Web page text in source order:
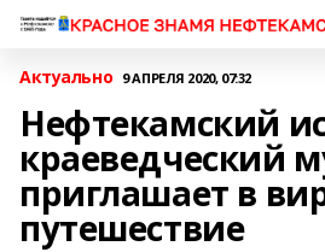
Актуально 9 АПРЕЛЯ 2020, 07:32
Нефтекамский
краеведческий
приглашает в
путешествие